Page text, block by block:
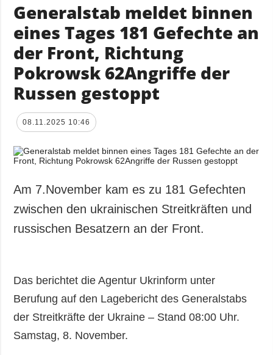
Generalstab meldet binnen
eines Tages 181 Gefechte an
der Front, Richtung
Pokrowsk 62Angriffe der
Russen gestoppt
08.11.2025 10:46
Am 7.November kam es zu 181 Gefechten
zwischen den ukrainischen Streitkräften und
russischen Besatzern an der Front.
Das berichtet die Agentur Ukrinform unter
Berufung auf den Lagebericht des Generalstabs
der Streitkräfte der Ukraine – Stand 08:00 Uhr.
Samstag, 8. November.